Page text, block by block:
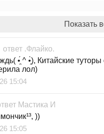
Показать
ответ .Флайко.
•̯́ ^ •̯̀), Китайские
лол)
15:04
Мастика И
))
15:05